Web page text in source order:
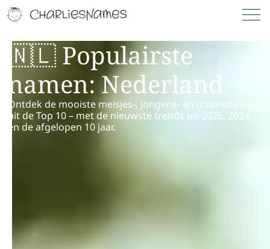
🇳🇱 Populairste
namen: Nederland
Ontdek de mooiste meisjes-, jongens- en unisexnamen
uit de Top 10 – met de nieuwste trends uit 2025, 2024
en de afgelopen 10 jaar.